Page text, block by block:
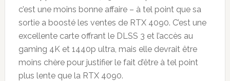
c’est une moins bonne affaire – à tel point que sa
sortie a boosté les ventes de RTX 4090. C’est une
excellente carte offrant le DLSS 3 et l’accès au
gaming 4K et 1440p ultra, mais elle devrait être
moins chère pour justifier le fait d’être à tel point
plus lente que la RTX 4090.